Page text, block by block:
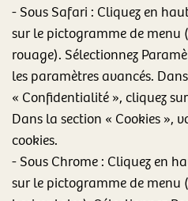
- Sous Safari : Cliquez en
sur le pictogramme de menu
rouage). Sélectionnez
les paramètres avancés.
« Confidentialité », cliquez
Dans la section « Cookies »,
cookies.
- Sous Chrome : Cliquez en
sur le pictogramme de menu